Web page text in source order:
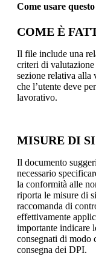
Come usare
COME È
Il file include una
criteri di valutazione
sezione relativa alla
che l’utente deve
lavorativo.
MISURE DI
Il documento
necessario
la conformità alle
riporta le misure di
raccomanda di
effettivamente
importante indicare
consegnati di modo
consegna dei DPI.